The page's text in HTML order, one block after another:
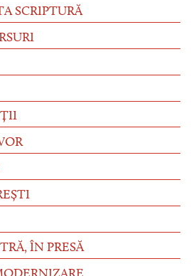
SCRIPTURĂ
ÎN PRESĂ